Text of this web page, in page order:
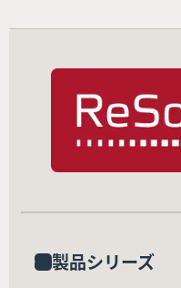
製品シリーズ